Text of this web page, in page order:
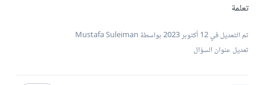
تعلمة
تم التعديل في12 أكتوبر 2023
بواسطة Mustafa Suleiman
تعديل عنوان السؤال